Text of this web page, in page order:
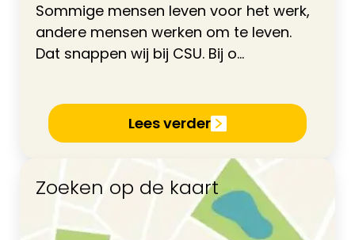
Sommige mensen leven voor het werk,
andere mensen werken om te leven.
Dat snappen wij bij CSU. Bij o...
Lees verder
Zoeken op de kaart